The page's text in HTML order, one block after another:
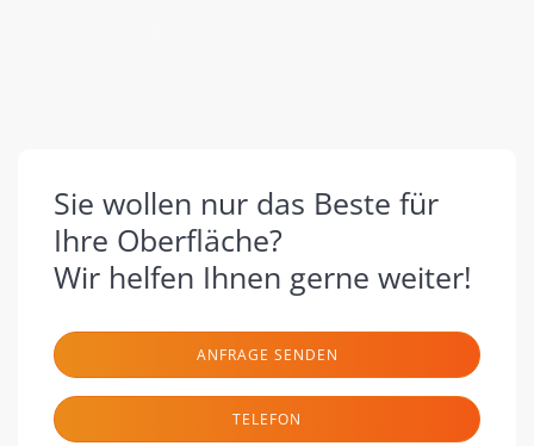
Sie wollen nur das Beste für
Ihre Oberfläche?
Wir helfen Ihnen gerne weiter!
ANFRAGE SENDEN
TELEFON